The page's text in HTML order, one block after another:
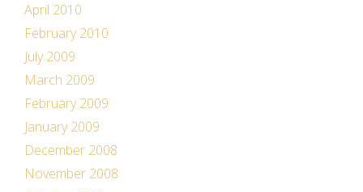
April 2010
February 2010
July 2009
March 2009
February 2009
January 2009
December 2008
November 2008